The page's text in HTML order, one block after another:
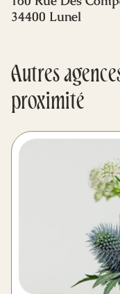
34400 Lunel
Autres
proximité